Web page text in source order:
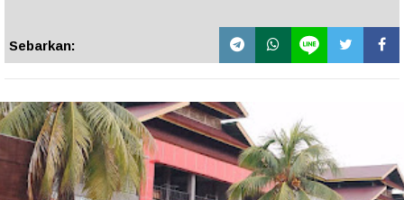
Sebarkan: